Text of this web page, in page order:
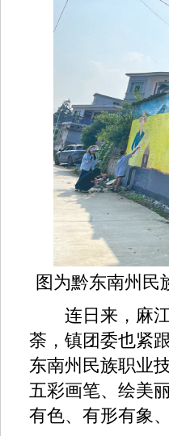
图为黔东南州民
连日来，麻江
荼，镇团委也紧
东南州民族职业
五彩画笔、绘美
有色、有形有象